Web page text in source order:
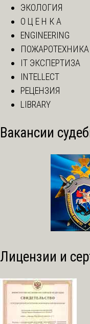
ЭКОЛОГИЯ
О Ц Е Н К А
ENGINEERING
ПОЖАРОТЕХНИКА
IT ЭКСПЕРТИЗА
INTELLECT
РЕЦЕНЗИЯ
LIBRARY
Вакансии
Лицензии и